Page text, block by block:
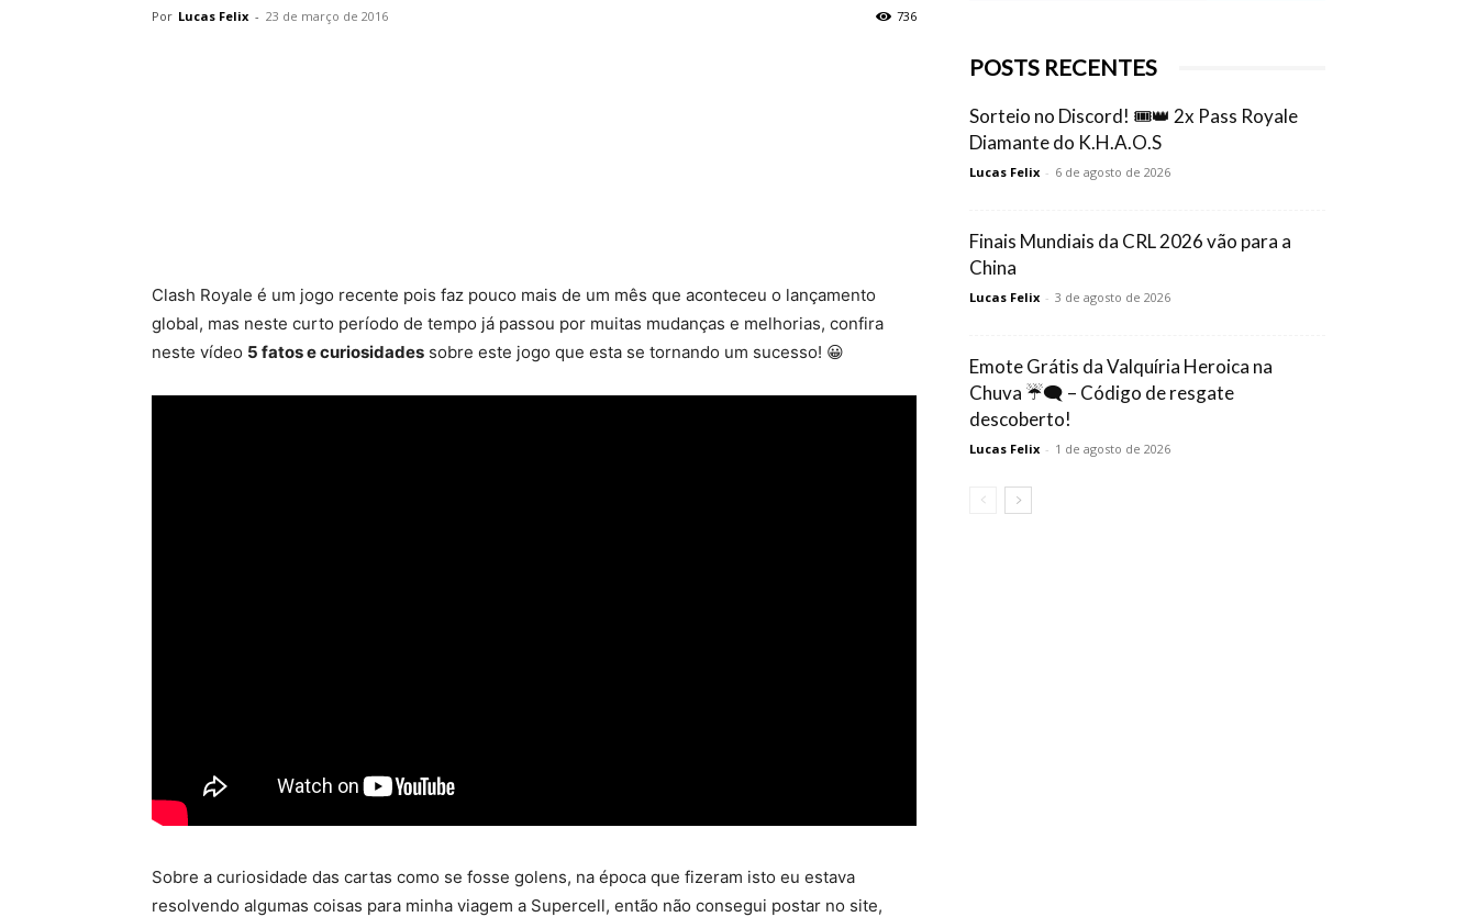
Por Lucas Felix - 23 de março de 2016 736
Clash Royale é um jogo recente pois faz pouco mais de um mês que aconteceu o lançamento
global, mas neste curto período de tempo já passou por muitas mudanças e melhorias, confira
neste vídeo 5 fatos e curiosidades sobre este jogo que esta se tornando um sucesso! 😀
Sobre a curiosidade das cartas como se fosse golens, na época que fizeram isto eu estava
resolvendo algumas coisas para minha viagem a Supercell, então não consegui postar no site,
POSTS RECENTES
Sorteio no Discord! 🎟️👑 2x Pass Royale
Diamante do K.H.A.O.S
Lucas Felix - 6 de agosto de 2026
Finais Mundiais da CRL 2026 vão para a
China
Lucas Felix - 3 de agosto de 2026
Emote Grátis da Valquíria Heroica na
Chuva ☔🗨️ – Código de resgate
descoberto!
Lucas Felix - 1 de agosto de 2026